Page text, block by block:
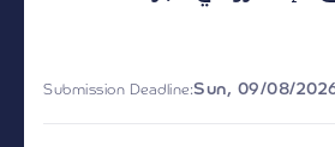
Submission Deadline:Sun, 09/08/